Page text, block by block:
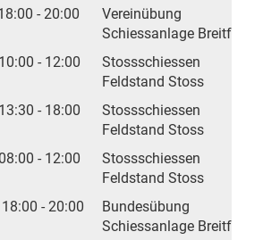
- 20:00
Vereinübung
Schiessanlage Breitfeld,
- 12:00
Stossschiessen
Feldstand Stoss
- 18:00
Stossschiessen
Feldstand Stoss
- 12:00
Stossschiessen
Feldstand Stoss
- 20:00
Bundesübung
Schiessanlage Breitfeld,